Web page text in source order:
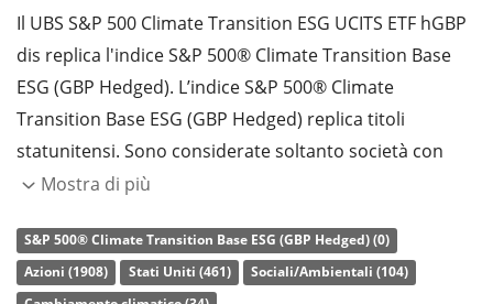
Il UBS S&P 500 Climate Transition ESG UCITS ETF hGBP
dis replica l'indice S&P 500® Climate Transition Base
ESG (GBP Hedged). L’indice S&P 500® Climate
Transition Base ESG (GBP Hedged) replica titoli
statunitensi. Sono considerate soltanto società con
emissioni di carbonio basse ed elevati rating ESG
riferimento è il S&P 500®. Copertura valutaria in
sterlina inglese (GBP).
Mostra di più
S&P 500® Climate Transition Base ESG (GBP Hedged) (0)
Azioni (1908)
Stati Uniti (461)
Sociali/Ambientali (104)